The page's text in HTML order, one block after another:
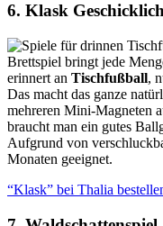
6. Klask
Brettspiel bringt jede
erinnert an Tischfußball,
Das macht das ganze
mehreren Mini-Magneten
braucht man ein gutes
Aufgrund von
Monaten geeignet.
“Klask” bei Thalia